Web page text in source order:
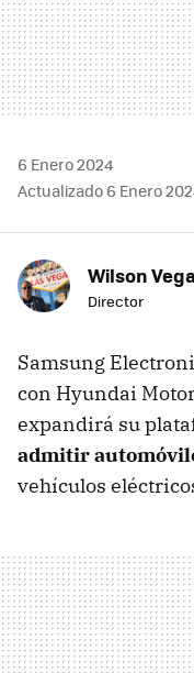
6 Enero 2024
Actualizado 6 Enero
Wilson Vega
Director
Samsung
con Hyundai
expandirá su
admitir
vehículos